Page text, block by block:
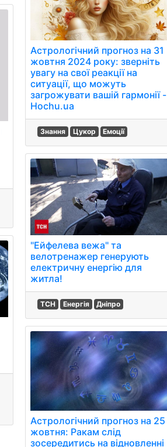
Астрологічний прогноз на 31
жовтня 2024 року: зверніть
увагу на свої реакції на
ситуації, що можуть
загрожувати вашій гармонії -
Hochu.ua
Знання Цукор Емоції
"Ейфелева вежа" та
велотренажер генерують
електричну енергію для
житла!
ТСН Енергія Дніпро
Астрологічний прогноз на 25
жовтня: Ракам слід
зосередитись на відновленні